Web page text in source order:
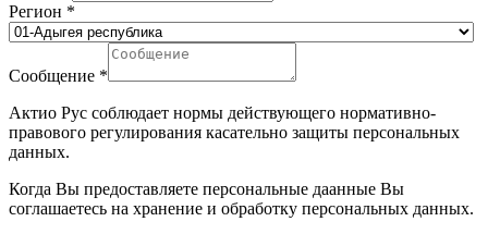
Регион *
Сообщение *
Актио Рус соблюдает нормы действующего нормативно-
правового регулирования касательно защиты персональных
данных.
Когда Вы предоставляете персональные даанные Вы
соглашаетесь на хранение и обработку персональных данных.